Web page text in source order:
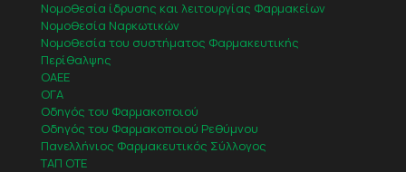
Νομοθεσία ίδρυσης και λειτουργίας Φαρμακείων
Νομοθεσία Ναρκωτικών
Νομοθεσία του συστήματος Φαρμακευτικής
Περίθαλψης
ΟΑΕΕ
ΟΓΑ
Οδηγός του Φαρμακοποιού
Οδηγός του Φαρμακοποιού Ρεθύμνου
Πανελλήνιος Φαρμακευτικός Σύλλογος
ΤΑΠ ΟΤΕ